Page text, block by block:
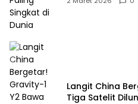
Langit China
Tiga Satelit